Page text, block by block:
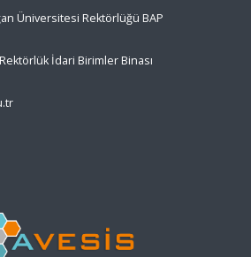
Üniversitesi Rektörlüğü BAP
İdari Birimler Binası